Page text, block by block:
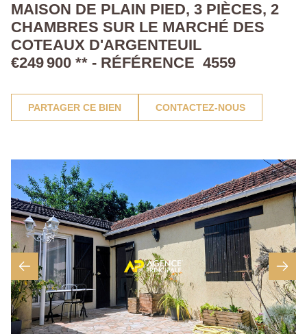
MAISON DE PLAIN PIED, 3 PIÈCES, 2
CHAMBRES SUR LE MARCHÉ DES
COTEAUX D'ARGENTEUIL
€249 900 ** - RÉFÉRENCE 4559
PARTAGER CE BIEN CONTACTEZ-NOUS